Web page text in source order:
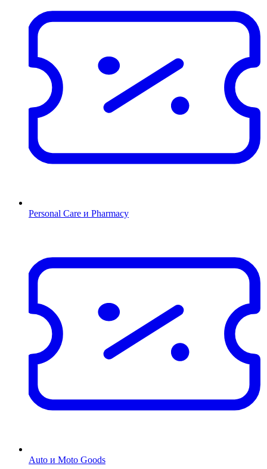
Personal Care и Pharmacy
Auto и Moto Goods